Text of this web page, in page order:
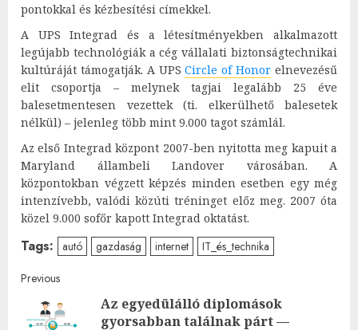
pontokkal és kézbesítési címekkel.
A UPS Integrad és a létesítményekben alkalmazott
legújabb technológiák a cég vállalati biztonságtechnikai
kultúráját támogatják. A UPSCircle of Honor elnevezésű
elit csoportja – melynek tagjai legalább 25 éve
balesetmentesen vezettek (ti. elkerülhető balesetek
nélkül) – jelenleg több mint 9.000 tagot számlál.
Az első Integrad központ 2007-ben nyitotta meg kapuit a
Maryland állambeli Landover városában. A
központokban végzett képzés minden esetben egy még
intenzívebb, valódi közúti tréninget előz meg. 2007 óta
közel 9.000 sofőr kapott Integrad oktatást.
Tags: autó gazdaság internet IT_és_technika
Post
navigation
Previous
Az egyedülálló diplomások
gyorsabban találnak párt —